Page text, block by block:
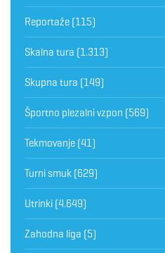
Reportaže (115)
Skalna tura (1.313)
Skupna tura (149)
Športno plezalni vzpon (569)
Tekmovanje (41)
Turni smuk (629)
Utrinki (4.649)
Zahodna liga (5)